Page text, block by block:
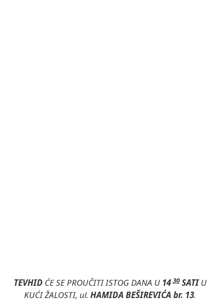
TEVHID ĆE SE PROUČITI ISTOG DANA U 1430SATIU
KUĆI ŽALOSTI, ul. HAMIDA BEŠIREVIĆA br. 13.